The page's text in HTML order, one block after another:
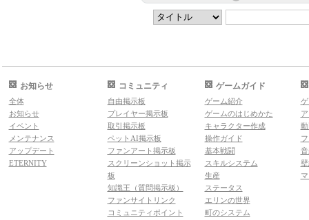
お知らせ
全体
お知らせ
イベント
メンテナンス
アップデート
ETERNITY
コミュニティ
自由掲示板
プレイヤー掲示板
取引掲示板
ペットAI掲示板
ファンアート掲示板
スクリーンショット掲示
板
知識王（質問掲示板）
ファンサイトリンク
コミュニティポイント
ゲームガイド
ゲーム紹介
ゲームのはじめかた
キャラクター作成
操作ガイド
基本戦闘
スキルシステム
生産
ステータス
エリンの世界
町のシステム